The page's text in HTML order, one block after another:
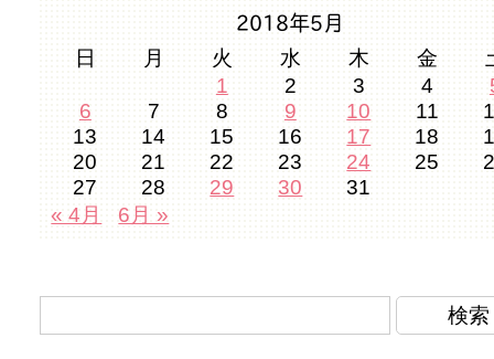
2018年5月
日 月 火 水 木 金
1
2 3 4
6
7 8 9 10 11
13
14 15 16 17 18
20
21 22 23 24 25
27
28 29 30
31
« 4月
6月 »